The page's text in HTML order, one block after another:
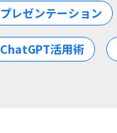
プレゼンテーション
ChatGPT活用術